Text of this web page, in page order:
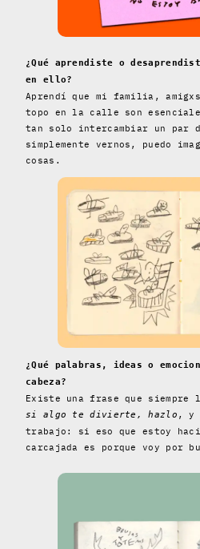
¿Qué aprendiste o
en ello?
Aprendí que mi familia,
topo en la calle son
tan solo intercambiar un par
simplemente vernos, puedo
cosas.
¿Qué palabras, ideas o
cabeza?
Existe una frase que siempre
si algo te divierte, hazlo , y
trabajo: si eso que estoy
carcajada es porque voy por